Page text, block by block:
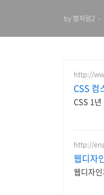
by 별처럼2
http://
CSS 컴
CSS 1
http://
웹디자
웹디자